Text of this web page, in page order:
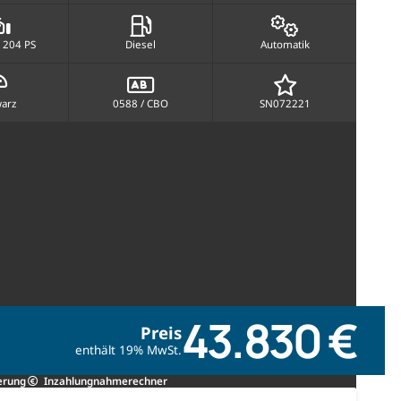
PS Diesel Automatik
0588 / CBO SN072221
Preis
enthält 19% MwSt.43.830 €
Inzahlungnahmerechner